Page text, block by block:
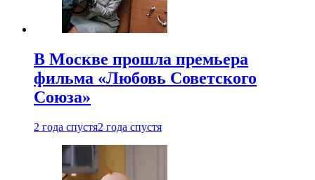
В Москве прошла премьера
фильма «Любовь Советского
Союза»
2 года спустя2 года спустя